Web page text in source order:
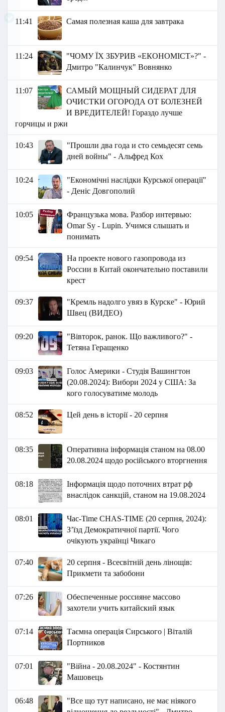
11:41 Самая полезная каша для завтрака
11:24
"ЧОМУ ЇХ ЗБУРИВ «ЕКОНОМІСТ»?" -
Дмитро "Калинчук" Вовнянко
11:07
САМЫЙ МОЩНЫЙ СИДЕРАТ ДЛЯ
ОЧИСТКИ ОГОРОДА ОТ БОЛЕЗНЕЙ
И ВРЕДИТЕЛЕЙ! Гораздо лучше
горчицы и ржи
10:43
"Прошли два года и сто семьдесят семь
дней войны" - Альфред Кох
10:24
"Економічні наслідки Курської операції"
- Деніс Довгополий
10:05
Французька мова. Разбор интервью:
Omar Sy - Lupin. Учимся слышать и
понимать
09:54
На проекте нового газопровода из
России в Китай окончательно поставили
крест
09:37
"Кремль надолго увяз в Курске" - Юрий
Швец (ВИДЕО)
09:20
"Вівторок, ранок. Що важливого?" -
Тетяна Геращенко
09:03
Голос Америки - Студія Вашингтон
(20.08.2024): Вибори 2024 у США: За
кого голосуватиме молодь
08:52 Цей день в історії - 20 серпня
08:35
Оперативна інформація станом на 08.00
20.08.2024 щодо російського вторгнення
08:18
Інформація щодо поточних втрат рф
внаслідок санкцій, станом на 19.08.2024
08:01
Час-Time CHAS-TIME (20 серпня, 2024):
З’їзд Демократичної партії. Чого
очікують українці Чикаго
07:40
20 серпня - Всесвітній день лінощів:
Прикмети та забобони
07:26
Обеспеченные россияне массово
захотели учить китайский язык
07:14
Таємна операція Сирського | Віталій
Портников
07:01
"Війна - 20.08.2024" - Костянтин
Машовець
06:48
"Все що тут написано, не має ніякого